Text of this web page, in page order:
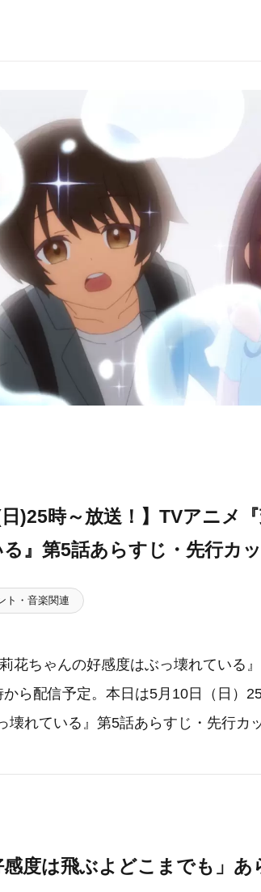
日)25時～放送！】TVアニメ
』第5話あらすじ・先行カッ
ト・音楽関連
花ちゃんの好感度はぶっ壊れている
ら配信予定。本日は5月10日（日）
壊れている』第5話あらすじ・先行カ
度は飛ぶよどこまでも」あ